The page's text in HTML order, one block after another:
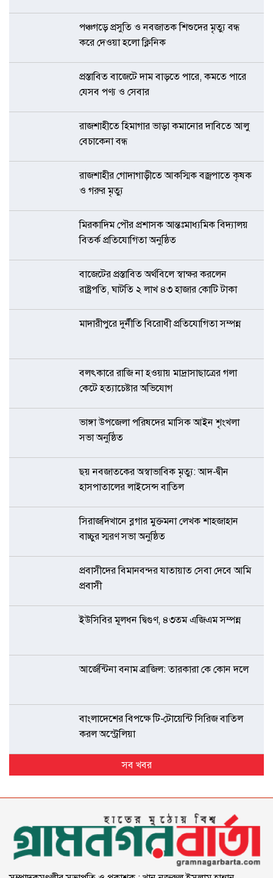
পঞ্চগড়ে প্রসুতি ও নবজাতক শিশুদের মৃত্যু বন্ধ
করে দেওয়া হলো ক্লিনিক
প্রস্তাবিত বাজেটে দাম বাড়তে পারে, কমতে পারে
যেসব পণ্য ও সেবার
রাজশাহীতে হিমাগার ভাড়া কমানোর দাবিতে আলু
বেচাকেনা বন্ধ
রাজশাহীর গোদাগাড়ীতে আকস্মিক বজ্রপাতে কৃষক
ও গরুর মৃত্যু
মিরকাদিম পৌর প্রশাসক আন্তঃমাধ্যমিক বিদ্যালয়
বিতর্ক প্রতিযোগিতা অনুষ্ঠিত
বাজেটের প্রস্তাবিত অর্থবিলে স্বাক্ষর করলেন
রাষ্ট্রপতি, ঘাটতি ২ লাখ ৪৩ হাজার কোটি টাকা
মাদারীপুরে দুর্নীতি বিরোধী প্রতিযোগিতা সম্পন্ন
বলৎকারে রাজি না হওয়ায় মাদ্রাসাছাত্রের গলা
কেটে হত্যাচেষ্টার অভিযোগ
ভাঙ্গা উপজেলা পরিষদের মাসিক আইন শৃংখলা
সভা অনুষ্ঠিত
ছয় নবজাতকের অস্বাভাবিক মৃত্যু: আদ-দ্বীন
হাসপাতালের লাইসেন্স বাতিল
সিরাজদিখানে ব্লগার মুক্তমনা লেখক শাহজাহান
বাচ্চুর স্মরণ সভা অনুষ্ঠিত
প্রবাসীদের বিমানবন্দর যাতায়াত সেবা দেবে আমি
প্রবাসী
ইউসিবির মূলধন দ্বিগুণ, ৪৩তম এজিএম সম্পন্ন
আর্জেন্টিনা বনাম ব্রাজিল: তারকারা কে কোন দলে
বাংলাদেশের বিপক্ষে টি-টোয়েন্টি সিরিজ বাতিল
করল অস্ট্রেলিয়া
সব খবর